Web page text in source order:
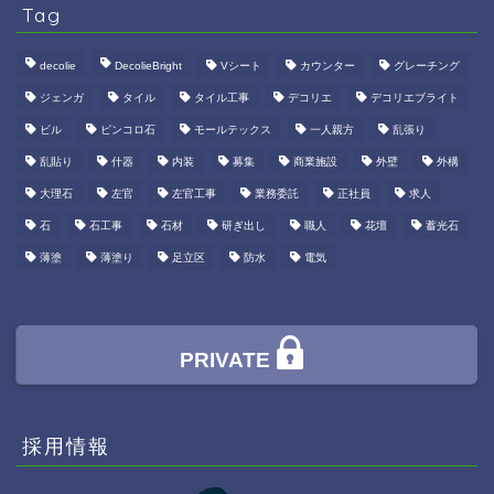
Tag
decolie DecolieBright Vシート カウンター グレーチング
ジェンガ タイル タイル工事 デコリエ デコリエブライト
ビル ピンコロ石 モールテックス 一人親方 乱張り
乱貼り 什器 内装 募集 商業施設 外壁 外構
大理石 左官 左官工事 業務委託 正社員 求人
石 石工事 石材 研ぎ出し 職人 花壇 蓄光石
薄塗 薄塗り 足立区 防水 電気
PRIVATE
採用情報